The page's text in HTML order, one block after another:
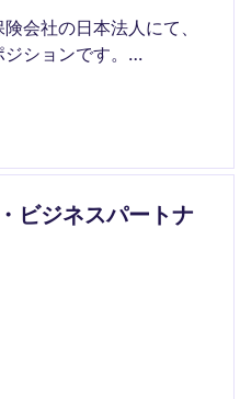
会社の日本法人にて、
ションです。
決算・レポーティングを
えます。
ビジネスパートナ